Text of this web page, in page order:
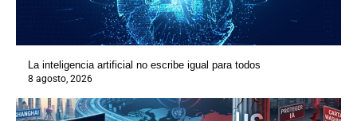
La inteligencia artificial no escribe igual para todos
8 agosto, 2026